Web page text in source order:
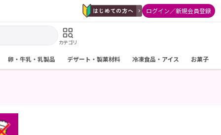
ログイン／新規会員登録
カテゴリ
卵・牛乳・乳製品 デザート・製菓材料 冷凍食品・アイス お菓子